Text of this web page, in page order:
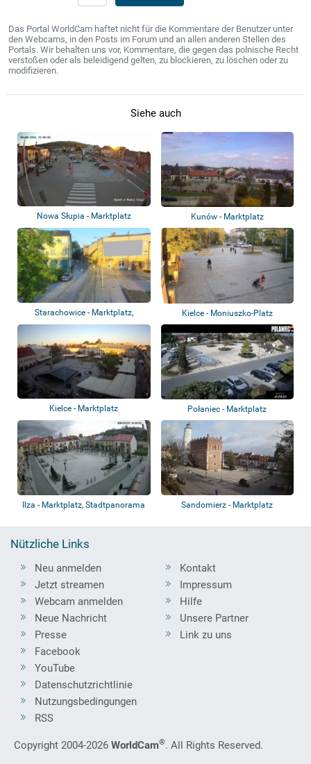
Das Portal WorldCam haftet nicht für die Kommentare der Benutzer unter
den Webcams, in den Posts im Forum und an allen anderen Stellen des
Portals. Wir behalten uns vor, Kommentare, die gegen das polnische Recht
verstoßen oder als beleidigend gelten, zu blockieren, zu löschen oder zu
modifizieren.
Siehe auch
Nowa Słupia - Marktplatz Kunów - Marktplatz
Starachowice - Marktplatz,
Stadtpark
Kielce - Moniuszko-Platz
Kielce - Marktplatz Połaniec - Marktplatz
Ilza - Marktplatz, Stadtpanorama Sandomierz - Marktplatz
Nützliche Links
Neu anmelden
Jetzt streamen
Webcam anmelden
Neue Nachricht
Presse
Kontakt
Impressum
Hilfe
Unsere Partner
Link zu uns
Facebook
YouTube
Datenschutzrichtlinie
Nutzungsbedingungen
RSS
Copyright 2004-2026 WorldCam®. All Rights Reserved.